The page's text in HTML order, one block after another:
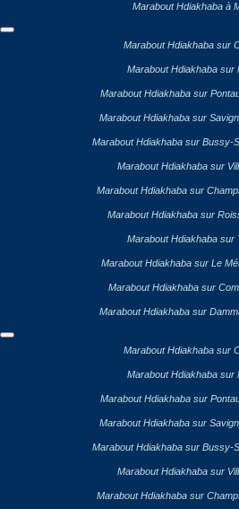
Marabout Hdiakhaba à
Marabout Hdiakhaba sur
Marabout Hdiakhaba sur
Marabout Hdiakhaba sur
Marabout Hdiakhaba sur
Marabout Hdiakhaba sur Bussy-
Marabout Hdiakhaba sur
Marabout Hdiakhaba sur
Marabout Hdiakhaba sur
Marabout Hdiakhaba sur
Marabout Hdiakhaba sur Le
Marabout Hdiakhaba sur
Marabout Hdiakhaba sur
Marabout Hdiakhaba sur
Marabout Hdiakhaba sur
Marabout Hdiakhaba sur
Marabout Hdiakhaba sur
Marabout Hdiakhaba sur Bussy-
Marabout Hdiakhaba sur
Marabout Hdiakhaba sur